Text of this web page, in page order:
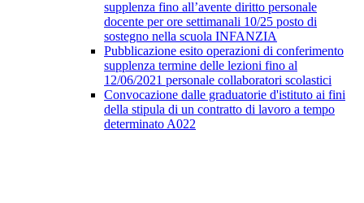
supplenza fino all’avente diritto personale
docente per ore settimanali 10/25 posto di
sostegno nella scuola INFANZIA
Pubblicazione esito operazioni di conferimento
supplenza termine delle lezioni fino al
12/06/2021 personale collaboratori scolastici
Convocazione dalle graduatorie d'istituto ai fini
della stipula di un contratto di lavoro a tempo
determinato A022